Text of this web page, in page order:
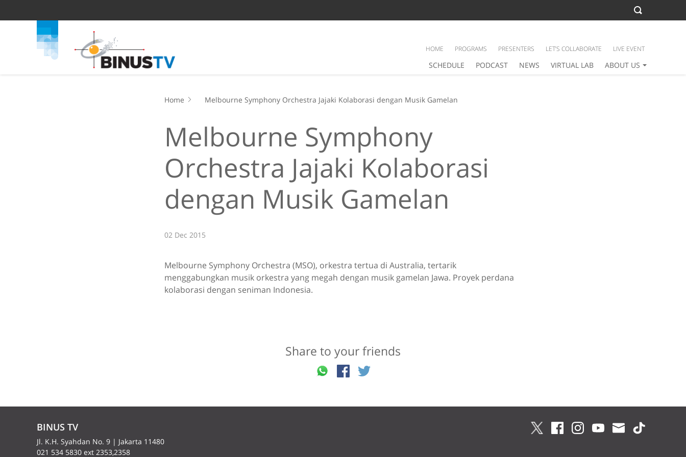
SCHEDULE PODCAST NEWS VIRTUAL LAB ABOUT US
HOME PROGRAMS PRESENTERS LET’S COLLABORATE LIVE EVENT
Home Melbourne Symphony Orchestra Jajaki Kolaborasi dengan Musik Gamelan
Melbourne Symphony
Orchestra Jajaki Kolaborasi
dengan Musik Gamelan
02 Dec 2015
Melbourne Symphony Orchestra (MSO), orkestra tertua di Australia, tertarik
menggabungkan musik orkestra yang megah dengan musik gamelan Jawa. Proyek perdana
kolaborasi dengan seniman Indonesia.
Share to your friends
BINUS TV
Jl. K.H. Syahdan No. 9 | Jakarta 11480
021 534 5830 ext 2353,2358